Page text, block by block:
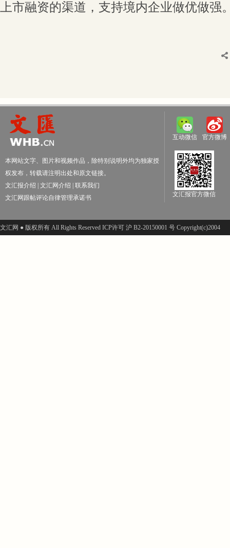
上市融资的渠道，支持境内企业做优做强
本网站文字、图片和视频作品，除特别说明外均为独家授
权发布，转载请注明出处和原文链接。
文汇报介绍
文汇网介绍
联系我们
文汇网跟帖评论自律管理承诺书
互动微信 官方微博
文汇报官方微信
文汇网 ● 版权所有 All Rights Reserved ICP许可 沪 B2-20150001 号 Copyright(c)2004